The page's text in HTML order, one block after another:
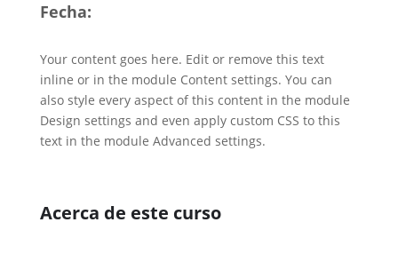
Fecha:
Your content goes here. Edit or remove this text
inline or in the module Content settings. You can
also style every aspect of this content in the module
Design settings and even apply custom CSS to this
text in the module Advanced settings.
Acerca de este curso